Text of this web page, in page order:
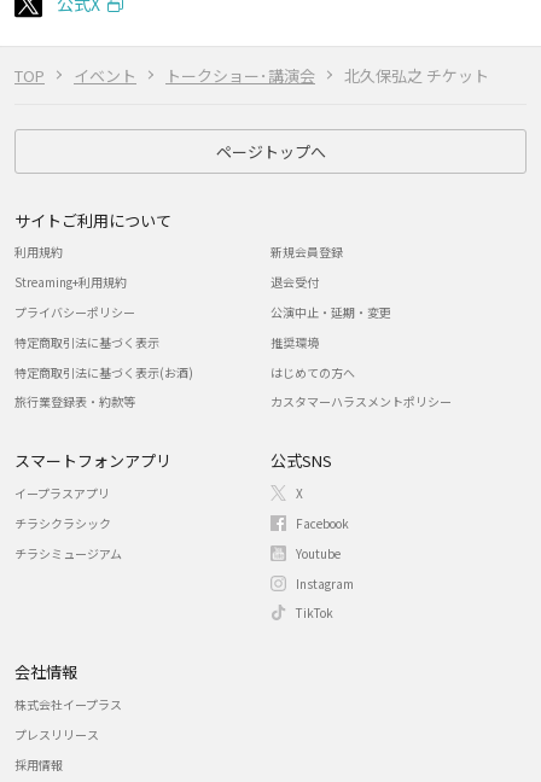
TOP イベント トークショー･講演会 北久保弘之 チケット
ページトップへ
サイトご利用について
利用規約
Streaming+利用規約
プライバシーポリシー
特定商取引法に基づく表示
特定商取引法に基づく表示(お酒)
旅行業登録表・約款等
新規会員登録
退会受付
公演中止・延期・変更
推奨環境
はじめての方へ
カスタマーハラスメントポリシー
スマートフォンアプリ
イープラスアプリ
チラシクラシック
チラシミュージアム
公式SNS
X
Facebook
Youtube
Instagram
TikTok
会社情報
株式会社イープラス
プレスリリース
採用情報